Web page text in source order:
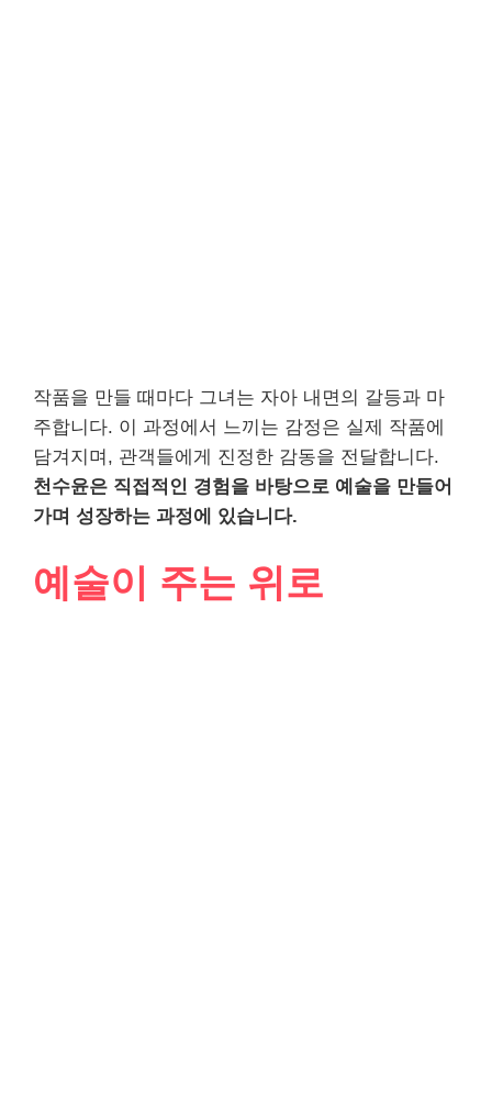
작품을 만들 때마다 그녀는 자아 내면의 갈등과 마
주합니다. 이 과정에서 느끼는 감정은 실제 작품에
담겨지며, 관객들에게 진정한 감동을 전달합니다.
천수윤은 직접적인 경험을 바탕으로 예술을 만들어
가며 성장하는 과정에 있습니다.
예술이 주는 위로